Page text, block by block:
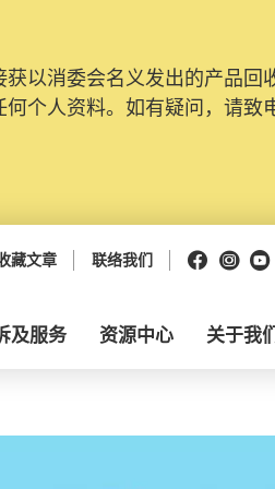
以消委会名义发出的产品回
个人资料。如有疑问，请致
藏文章 联络我们
及服务 资源中心 关于我